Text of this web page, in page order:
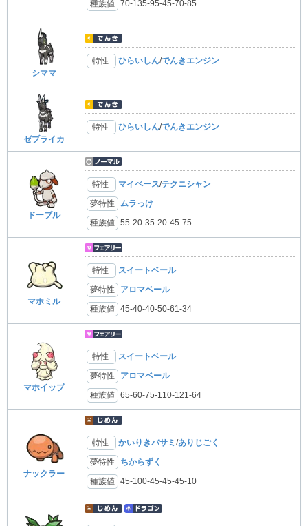
種族値 70-135-95-45-70-85
シママ
特性 ひらいしん/でんきエンジン
ゼブライカ
特性 ひらいしん/でんきエンジン
ドーブル
特性 マイペース/テクニシャン
夢特性 ムラっけ
種族値 55-20-35-20-45-75
マホミル
特性 スイートベール
夢特性 アロマベール
種族値 45-40-40-50-61-34
マホイップ
特性 スイートベール
夢特性 アロマベール
種族値 65-60-75-110-121-64
ナックラー
特性 かいりきバサミ /ありじごく
夢特性 ちからずく
種族値 45-100-45-45-45-10